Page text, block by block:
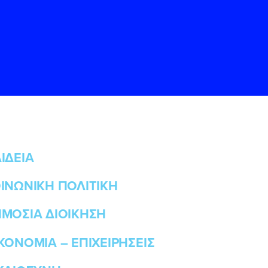
ΠΟΛΙΤΙΚΗ
ΔΙΟΙΚΗΣΗ
– ΕΠΙΧΕΙΡΗΣΕΙΣ
Όρους Χρήσηςτου
Όρους Χρήσηςτου